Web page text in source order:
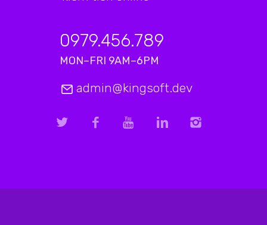
0979.456.789
MON–FRI 9AM–6PM
admin@kingsoft.dev